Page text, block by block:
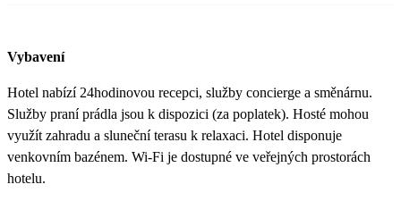
Vybavení
Hotel nabízí 24hodinovou recepci, služby concierge a směnárnu.
Služby praní prádla jsou k dispozici (za poplatek). Hosté mohou
využít zahradu a sluneční terasu k relaxaci. Hotel disponuje
venkovním bazénem. Wi-Fi je dostupné ve veřejných prostorách
hotelu.